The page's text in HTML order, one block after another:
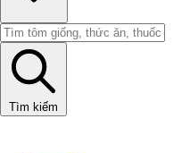
Tìm kiếm